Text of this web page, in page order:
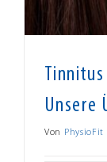
Unsere
Von PhysioFit